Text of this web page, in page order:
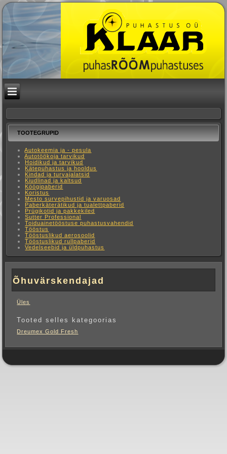
TOOTEGRUPID
Autokeemia ja - pesula
Autotöökoja tarvikud
Hoidikud ja tarvikud
Kätepuhastus ja hooldus
Kindad ja turvajalatsid
Kiudlinad ja kaltsud
Köögipaberid
Koristus
Mesto survepihustid ja varuosad
Paberkäterätikud ja tualettpaberid
Prügikotid ja pakkekiled
Sutter Professional
Toiduainetööstuse puhastusvahendid
Tööstus
Tööstuslikud aerosoolid
Tööstuslikud rullpaberid
Vedelseebid ja üldpuhastus
Õhuvärskendajad
Üles
Tooted selles kategoorias
Dreumex Gold Fresh